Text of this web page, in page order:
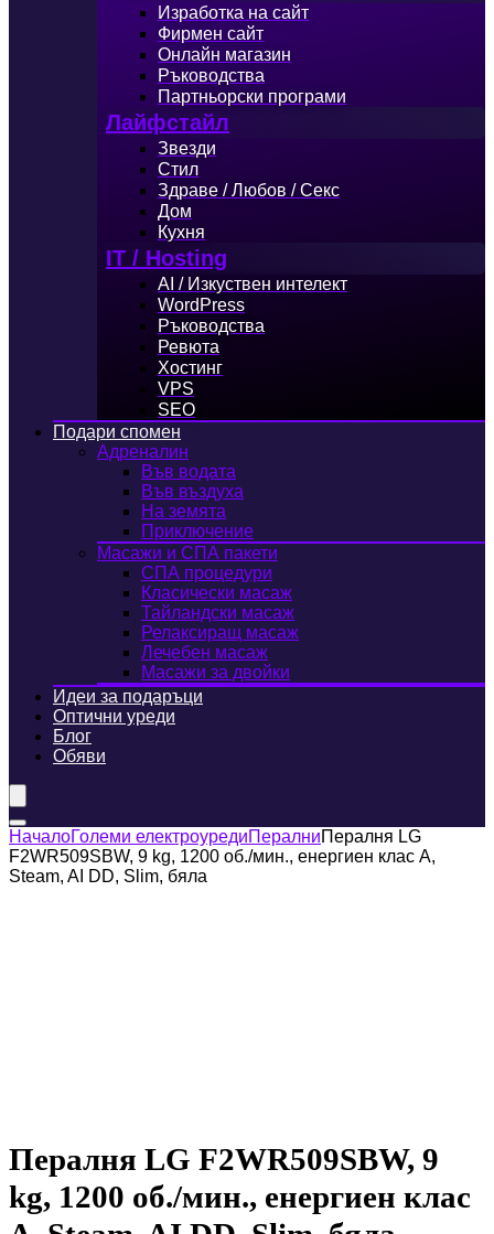
Изработка на сайт
Фирмен сайт
Онлайн магазин
Ръководства
Партньорски програми
Лайфстайл
Звезди
Стил
Здраве / Любов / Секс
Дом
Кухня
IT / Hosting
AI / Изкуствен интелект
WordPress
Ръководства
Ревюта
Хостинг
VPS
SEO
Подари спомен
Адреналин
Във водата
Във въздуха
На земята
Приключение
Масажи и СПА пакети
СПА процедури
Класически масаж
Тайландски масаж
Релаксиращ масаж
Лечебен масаж
Масажи за двойки
Идеи за подаръци
Оптични уреди
Блог
Обяви
НачалоГолеми електроуредиПералниПералня LG
F2WR509SBW, 9 kg, 1200 об./мин., енергиен клас A,
Steam, AI DD, Slim, бяла
Пералня LG F2WR509SBW, 9
kg, 1200 об./мин., енергиен клас